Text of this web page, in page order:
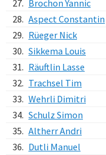
27. Brochon Yannic
28. Aspect Constantin
29. Rüeger Nick
30. Sikkema Louis
31. Räuftlin Lasse
32. Trachsel Tim
33. Wehrli Dimitri
34. Schulz Simon
35. Altherr Andri
36. Dutli Manuel